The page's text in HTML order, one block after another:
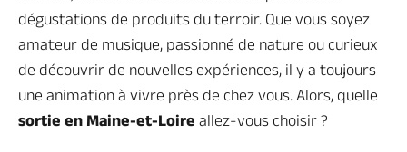
dégustations de produits du terroir. Que vous soyez
amateur de musique, passionné de nature ou curieux
de découvrir de nouvelles expériences, il y a toujours
une animation à vivre près de chez vous. Alors, quelle
sortie en Maine-et-Loire allez-vous choisir ?